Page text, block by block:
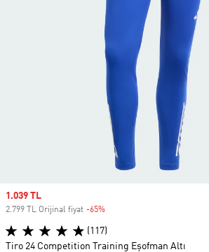
Sale price
1.039 TL
2.799 TL Orijinal fiyat -65%
(117)
Tiro 24 Competition Training Eşofman Altı